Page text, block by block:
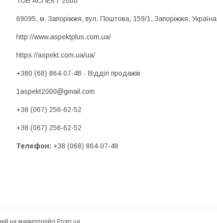
69095, м. Запоріжжя, вул. Поштова, 159/1, Запоріжжя, Україна
http://www.aspektplus.com.ua/
https://aspekt.com.ua/ua/
+380 (68) 864-07-48 Відділ продажів
1aspekt2000@gmail.com
+38 (067) 256-62-52
+38 (067) 256-62-52
Телефон +38 (068) 864-07-48
на маркетплейсі Prom.ua